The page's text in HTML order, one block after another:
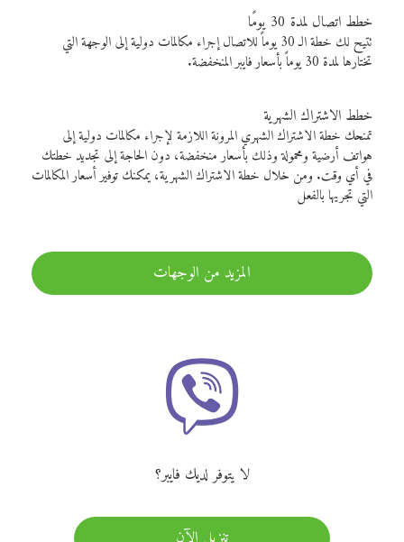
خطط اتصال لمدة 30 يومًا
تتيح لك خطة الـ 30 يوماً للاتصال إجراء مكالمات دولية إلى الوجهة التي
تختارها لمدة 30 يوماً بأسعار فايبر المنخفضة.
خطط الاشتراك الشهرية
تمنحك خطة الاشتراك الشهري المرونة اللازمة لإجراء مكالمات دولية إلى
هواتف أرضية ومحمولة وذلك بأسعار منخفضة، دون الحاجة إلى تجديد خطتك
في أي وقت. ومن خلال خطة الاشتراك الشهرية، يمكنك توفير أسعار المكالمات
التي تجريها بالفعل
المزيد من الوجهات
لا يتوفر لديك فايبر؟